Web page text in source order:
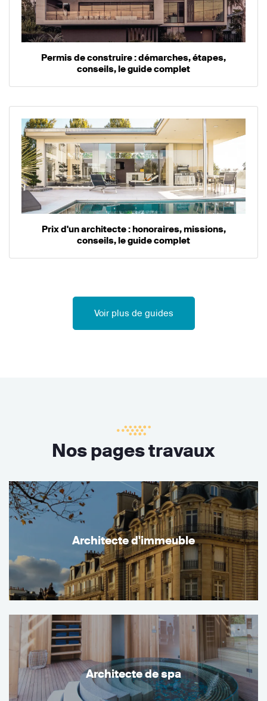
Permis de construire : démarches, étapes,
conseils, le guide complet
Prix d'un architecte : honoraires, missions,
conseils, le guide complet
Voir plus de guides
Nos pages travaux
Architecte d'immeuble
Architecte de spa